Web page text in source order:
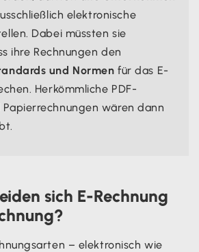
elektronische
Dabei müssten sie
ihre Rechnungen den
und Normen für das E-
Herkömmliche PDF-
Papierrechnungen wären dann
sich E-Rechnung
– elektronisch wie